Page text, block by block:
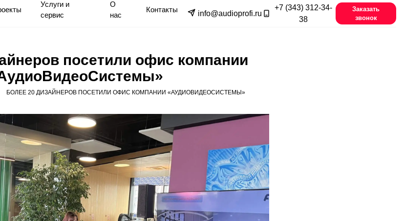
Услуги и
сервис
О
нас
Контакты info@audioprofi.ru
+7 (343) 312-34-
38
Заказать
звонок
посетили офис компании
БОЛЕЕ 20 ДИЗАЙНЕРОВ ПОСЕТИЛИ ОФИС КОМПАНИИ «АУДИОВИДЕОСИСТЕМЫ»